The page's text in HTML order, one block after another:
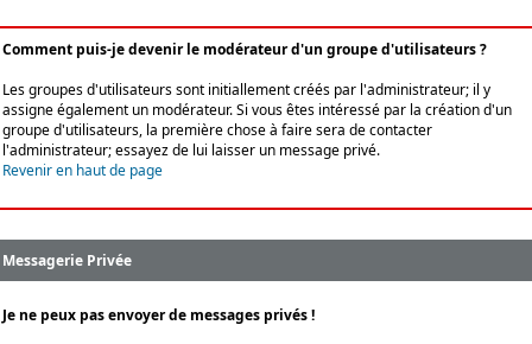
Comment puis-je devenir le modérateur d'un groupe d'utilisateurs ?
Les groupes d'utilisateurs sont initiallement créés par l'administrateur; il y
assigne également un modérateur. Si vous êtes intéressé par la création d'un
groupe d'utilisateurs, la première chose à faire sera de contacter
l'administrateur; essayez de lui laisser un message privé.
Revenir en haut de page
Messagerie Privée
Je ne peux pas envoyer de messages privés !